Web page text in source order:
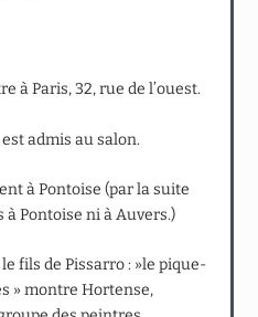
à Paris, 32, rue de l’ouest.
admis au salon.
à Pontoise (par la suite
Pontoise ni à Auvers.)
fils de Pissarro : »le pique-
» montre Hortense,